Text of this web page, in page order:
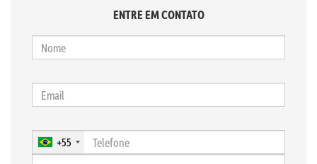
ENTRE EM CONTATO
+55